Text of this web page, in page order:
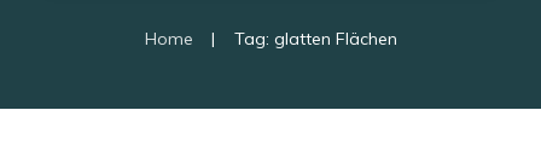
Home | Tag: glatten Flächen